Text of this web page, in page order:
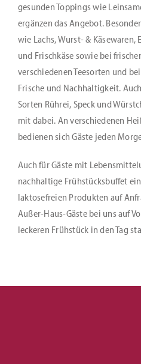
gesunden Toppings wie
ergänzen das Angebot.
wie Lachs, Wurst- &
und Frischkäse sowie bei
verschiedenen Teesorten und
Frische und Nachhaltigkeit.
Sorten Rührei, Speck und
mit dabei. An verschiedenen
bedienen sich Gäste jeden
Auch für Gäste mit
nachhaltige Frühstücksbuffet
laktosefreien Produkten auf
Außer-Haus-Gäste bei uns auf
leckeren Frühstück in den Tag